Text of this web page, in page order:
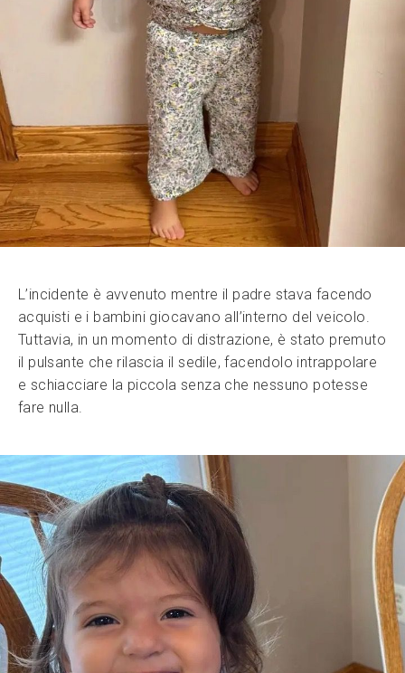
L’incidente è avvenuto mentre il padre stava facendo
acquisti e i bambini giocavano all’interno del veicolo.
Tuttavia, in un momento di distrazione, è stato premuto
il pulsante che rilascia il sedile, facendolo intrappolare
e schiacciare la piccola senza che nessuno potesse
fare nulla.